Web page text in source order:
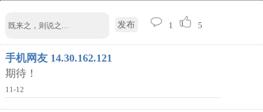
发布 1 5
手机网友 14.30.162.121
期待！
11-12